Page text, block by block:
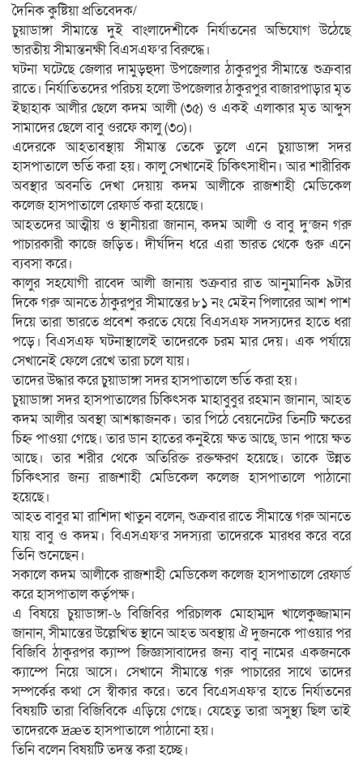
দৈনিক কুষ্টিয়া প্রতিবেদক/
চুয়াডাঙ্গা সীমান্তে দুই বাংলাদেশীকে নির্যাতনের অভিযোগ উঠেছে
ভারতীয় সীমান্তনক্ষী বিএসএফ’র বিরুদ্ধে।
ঘটনা ঘটেছে জেলার দামুড়হুদা উপজেলার ঠাকুরপুর সীমান্তে শুক্রবার
রাতে। নির্যাতিতদের পরিচয় হলো উপজেলার ঠাকুরপুর বাজারপাড়ার মৃত
ইছাহাক আলীর ছেলে কদম আলী (৩৫) ও একই এলাকার মৃত আব্দুস
সামাদের ছেলে বাবু ওরফে কালু (৩০)।
এদেরকে আহতাবস্থায় সীমান্ত তেকে তুলে এনে চুয়াডাঙ্গা সদর
হাসপাতালে ভর্তি করা হয়। কালু সেখানেই চিকিৎসাধীন। আর শারীরিক
অবস্থার অবনতি দেখা দেয়ায় কদম আলীকে রাজশাহী মেডিকেল
কলেজ হাসপাতালে রেফার্ড করা হয়েছে।
আহতদের আত্মীয় ও স্থানীয়রা জানান, কদম আলী ও বাবু দু’জন গরু
পাচারকারী কাজে জড়িত। দীর্ঘদিন ধরে এরা ভারত থেকে গুরু এনে
ব্যবসা করে।
কালুর সহযোগী রাবেদ আলী জানায় শুক্রবার রাত আনুমানিক ৯টার
দিকে গরু আনতে ঠাকুরপুর সীমান্তের ৮১ নং মেইন পিলারের আশ পাশ
দিয়ে তারা ভারতে প্রবেশ করতে যেয়ে বিএসএফ সদস্যদের হাতে ধরা
পড়ে। বিএসএফ ঘটনাস্থালেই তাদেরকে চরম মার দেয়। এক পর্যায়ে
সেখানেই ফেলে রেখে তারা চলে যায়।
তাদের উদ্ধার করে চুয়াডাঙ্গা সদর হাসপাতালে ভর্তি করা হয়।
চুয়াডাঙ্গা সদর হাসপাতালের চিকিৎসক মাহাবুবুর রহমান জানান, আহত
কদম আলীর অবস্থা আশঙ্কাজনক। তার পিঠে বেয়নেটের তিনটি ক্ষতের
চিহ্ন পাওয়া গেছে। তার ডান হাতের কনুইয়ে ক্ষত আছে, ডান পায়ে ক্ষত
আছে। তার শরীর থেকে অতিরিক্ত রক্তক্ষরণ হয়েছে। তাকে উন্নত
চিকিৎসার জন্য রাজশাহী মেডিকেল কলেজ হাসপাতালে পাঠানো
হয়েছে।
আহত বাবুর মা রাশিদা খাতুন বলেন, শুক্রবার রাতে সীমান্তে গরু আনতে
যায় বাবু ও কদম। বিএসএফ’র সদস্যরা তাদেরকে মারধর করে বরে
তিনি শুনেছেন।
সকালে কদম আলীকে রাজশাহী মেডিকেল কলেজ হাসপাতালে রেফার্ড
করে হাসপাতাল কর্তৃপক্ষ।
এ বিষয়ে চুয়াডাঙ্গা-৬ বিজিবির পরিচালক মোহাম্মদ খালেকুজ্জামান
জানান, সীমান্তের উল্লেখিত স্থানে আহত অবস্থায় ঐ দুজনকে পাওয়ার পর
বিজিবি ঠাকুরপর ক্যাম্প জিজ্ঞাসাবাদের জন্য বাবু নামের একজনকে
ক্যাম্পে নিয়ে আসে। সেখানে সীমান্তে গরু পাচারের সাথে তাদের
সম্পর্কের কথা সে স্বীকার করে। তবে বিএেসএফ’র হাতে নির্যাতনের
বিষয়টি তারা বিজিবিকে এড়িয়ে গেছে। যেহেতু তারা অসুস্থ্য ছিল তাই
তাদেরকে দ্রæত হাসপাতালে পাঠানো হয়।
তিনি বলেন বিষয়টি তদন্ত করা হচ্ছে।